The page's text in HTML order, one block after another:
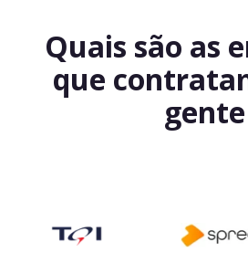
Quais são as
que
gente